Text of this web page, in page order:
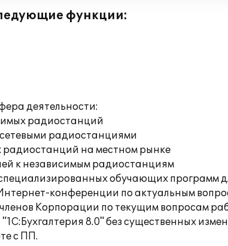
функции:
деятельности:
радиостанций
радиостанциями
на местном рынке
к независимым радиостанциям
обучающих программ
конференции по актуальным
Корпорации по текущим вопросам
8.0" без существенных
с ПП.